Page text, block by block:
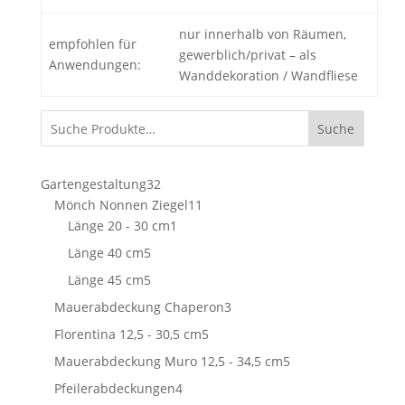
empfohlen für
Anwendungen:
nur innerhalb von Räumen,
gewerblich/privat – als
Wanddekoration / Wandfliese
Suche
Gartengestaltung3232
Produkte
Mönch Nonnen Ziegel11
Länge 20 - 30 cm1
Länge 40 cm55
Produkte
Länge 45 cm55
Produkte
Mauerabdeckung Chaperon33
Florentina 12,5 - 30,5 cm55
Produkte
Mauerabdeckung Muro 12,5 - 34,5 cm55
Pfeilerabdeckungen44